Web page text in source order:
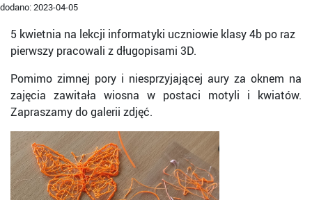
dodano: 2023-04-05
5 kwietnia na lekcji informatyki uczniowie klasy 4b po raz
pierwszy pracowali z długopisami 3D.
Pomimo zimnej pory i niesprzyjającej aury za oknem na
zajęcia zawitała wiosna w postaci motyli i kwiatów.
Zapraszamy do galerii zdjęć.